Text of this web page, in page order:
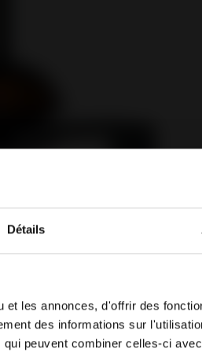
Détails
les annonces, d'offrir des
des informations sur
peuvent combiner celles-ci
Iron Stove - Direct
different to the one of
in another language, select